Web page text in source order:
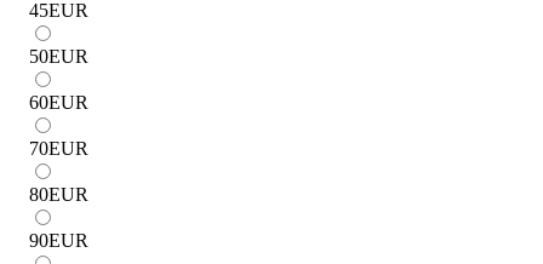
45EUR
50EUR
60EUR
70EUR
80EUR
90EUR